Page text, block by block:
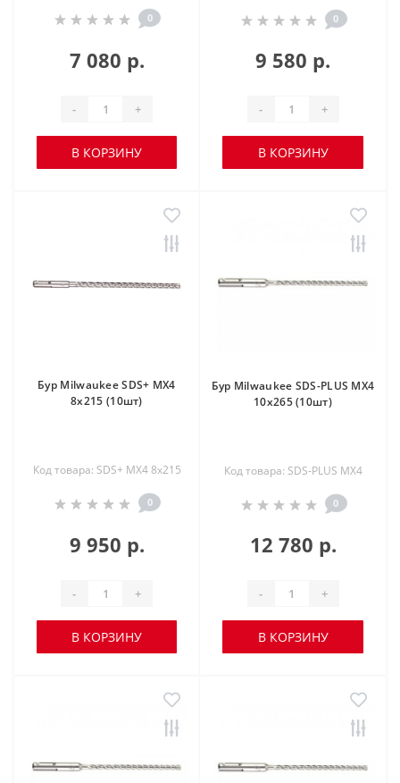
0
7 080 р.
- +
В КОРЗИНУ
0
9 580 р.
- +
В КОРЗИНУ
Бур Milwaukee SDS+ MX4
8x215 (10шт)
Код товара: SDS+ MX4 8x215
0
9 950 р.
- +
В КОРЗИНУ
Бур Milwaukee SDS-PLUS MX4
10х265 (10шт)
Код товара: SDS-PLUS MX4
0
12 780 р.
- +
В КОРЗИНУ